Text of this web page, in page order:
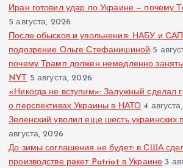
Иран готовил удар по Украине — почему
5 августа, 2026
После обысков и увольнения: НАБУ и
подозрение Ольге Стефанишиной 5
почему Трамп должен немедленно
NYT 5 августа, 2026
«Никогда не вступим»: Залужный сделал
о перспективах Украины в НАТО 4
Зеленский уволил еще шесть украинских
августа, 2026
До зимы соглашения не будет: в США
производстве ракет Patriot в Украине 3